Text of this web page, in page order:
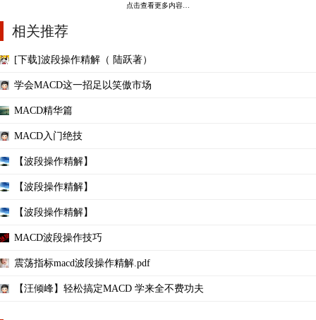
点击查看更多内容…
相关推荐
[下载]波段操作精解（ 陆跃著）
学会MACD这一招足以笑傲市场
MACD精华篇
MACD入门绝技
【波段操作精解】
【波段操作精解】
【波段操作精解】
MACD波段操作技巧
震荡指标macd波段操作精解.pdf
【汪倾峰】轻松搞定MACD 学来全不费功夫